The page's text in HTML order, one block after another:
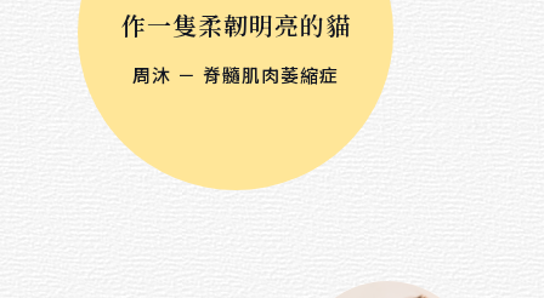
作一隻柔韌明亮的貓
周沐 － 脊髓肌肉萎縮症